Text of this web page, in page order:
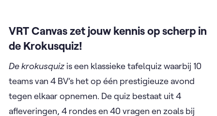
VRT Canvas zet jouw kennis op scherp in
de Krokusquiz!
De krokusquiz is een klassieke tafelquiz waarbij 10
teams van 4 BV’s het op één prestigieuze avond
tegen elkaar opnemen. De quiz bestaat uit 4
afleveringen, 4 rondes en 40 vragen en zoals bij